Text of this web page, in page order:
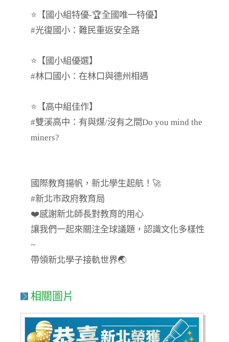
⭐️【國小組特優-🏆全國唯一特優】
#光復國小：難民重返安全路
⭐️【國小組優選】
#林口國小：在林口與德州相遇
⭐️【高中組佳作】
#雙溪高中：有與煤/沒有之間Do you mind the
miners?
國際教育揚帆，新北學生起航！🚀
#新北市政府教育局
❤️感謝新北師長對教育的用心
讓我們一起來關注全球議題，認識文化多樣性
~
帶領新北學子接軌世界🌏
相關圖片